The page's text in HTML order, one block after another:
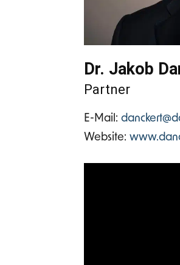
Dr. Jakob
Partner
E-Mail:
Website: